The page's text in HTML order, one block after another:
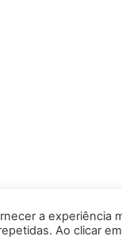
a experiência
Ao clicar